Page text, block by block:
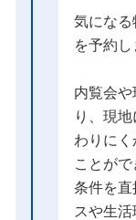
気にな
を予約し
内覧会
り、現
わりに
ことが
条件を
スや生